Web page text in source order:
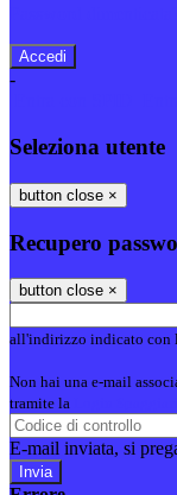
-
Seleziona utente
button close ×
Recupero
button close ×
all'indirizzo indicato con
Non hai una e-mail
tramite la
E-mail inviata, si